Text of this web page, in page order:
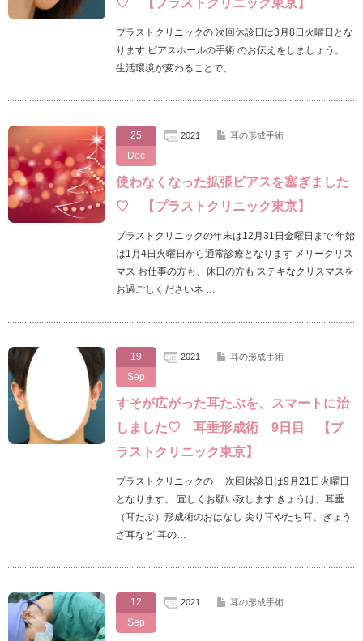
♡ 【プラストクリニック東京】
プラストクリニックの 次回休診日は3月8日火曜日とな
ります ピアスホールの手術 のお伝えをしましょう。
生活環境が変わることで、…
25
Dec
2021 耳の形成手術
使わなくなった拡張ピアスを塞ぎました
♡ 【プラストクリニック東京】
プラストクリニックの年末は12月31日金曜日まで 年始
は1月4日火曜日から通常診療となります メリークリス
マス お仕事の方も、休日の方も ステキなクリスマスを
お過ごしくださいネ …
19
Sep
2021 耳の形成手術
すそが広がった耳たぶを、スマートに治
しました♡ 耳垂形成術 9日目 【プ
ラストクリニック東京】
プラストクリニックの 次回休診日は9月21日火曜日
となります。 宜しくお願い致します きょうは、耳垂
（耳たぶ）形成術のおはなし 尖り耳やたち耳、ぎょう
ざ耳など 耳の…
12
Sep
2021 耳の形成手術